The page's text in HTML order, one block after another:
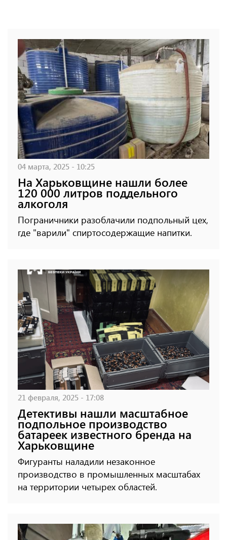
04 марта, 2025 - 10:25
На Харьковщине нашли более
120 000 литров поддельного
алкоголя
Пограничники разоблачили подпольный цех,
где "варили" спиртосодержащие напитки.
21 февраля, 2025 - 17:08
Детективы нашли масштабное
подпольное производство
батареек известного бренда на
Харьковщине
Фигуранты наладили незаконное
производство в промышленных масштабах
на территории четырех областей.